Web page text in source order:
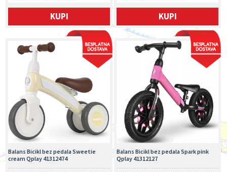
KUPI
KUPI
Balans Bicikl bez pedala Spark pink
Qplay 41312127
Balans Bicikl bez pedala Sweetie
cream Qplay 41312474